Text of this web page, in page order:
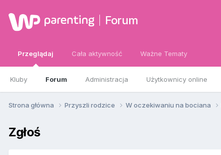
Forum
Przeglądaj
Kluby Forum Administracja Użytkownicy online
Cała aktywność Ważne Tematy
Strona główna Przyszli rodzice W oczekiwaniu na bociana
Zgłoś